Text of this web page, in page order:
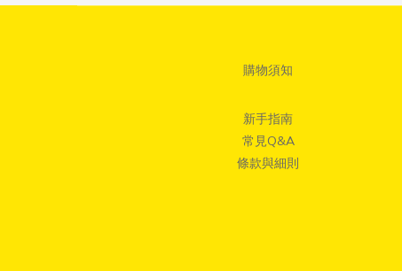
購物須知
新手指南
常見Q&A
條款與細則